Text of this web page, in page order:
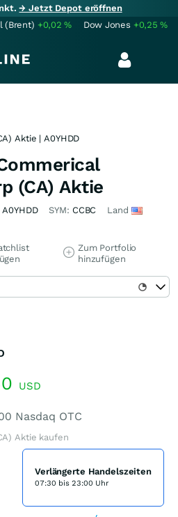
→ Jetzt Depot eröffnen
(Brent) +0,02% Dow Jones +0,25%
Aktie | A0YHDD
(CA) Aktie
A0YHDD SYM: CCBC Land
Zum Portfolio
hinzufügen
USD
Nasdaq OTC
Aktie kaufen
Verlängerte Handelszeiten
07:30 bis 23:00 Uhr